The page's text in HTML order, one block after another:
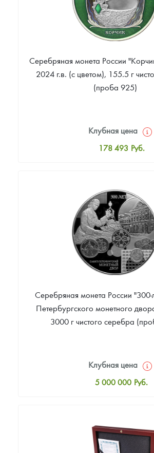
Серебряная монета России
2024 г.в. (с цветом), 155.5 г
(проба 925)
Клубная цена
178 493 Руб.
Цена выкупа
Звоните
Серебряная монета России "300-
Петербургского монетного
3000 г чистого серебра
Клубная цена
5 000 000 Руб.
Цена выкупа
Звоните